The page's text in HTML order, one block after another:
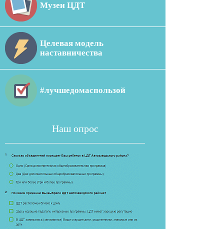
Музеи ЦДТ
Целевая модель
наставничества
#лучшедомаспользой
Наш опрос